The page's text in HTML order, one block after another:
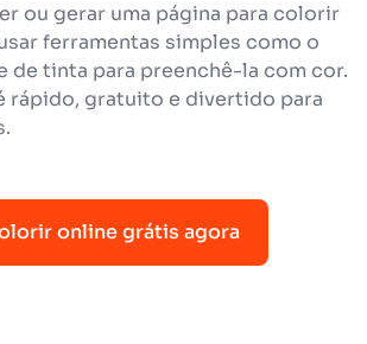
ou gerar uma página para colorir
ferramentas simples como o
de tinta para preenchê-la com cor.
rápido, gratuito e divertido para
online grátis agora